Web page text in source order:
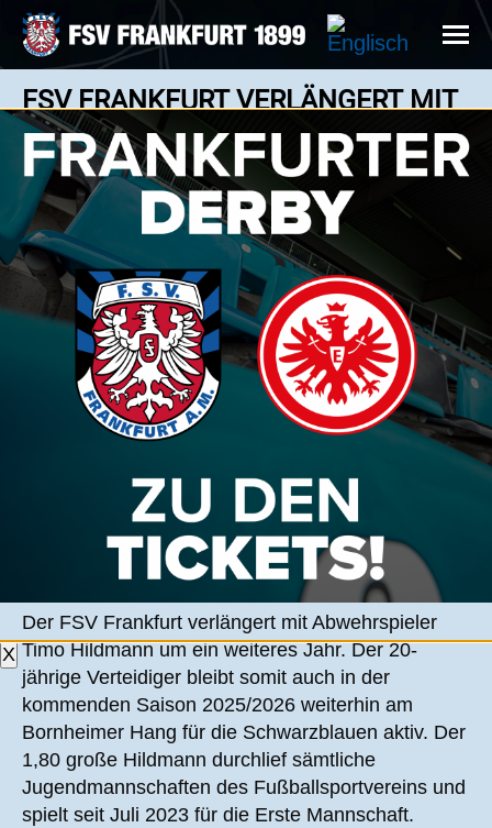
FSV FRANKFURT VERLÄNGERT MIT
TIMO HILDMANN
News: 24.04.2025
Anfang 2023 erhielt der 1,80 große Hildmann
TIMO HILDMANN BLEIBT EIN
BORNHEIMER
Der FSV Frankfurt verlängert mit Abwehrspieler
Timo Hildmann um ein weiteres Jahr. Der 20-
jährige Verteidiger bleibt somit auch in der
kommenden Saison 2025/2026 weiterhin am
Bornheimer Hang für die Schwarzblauen aktiv. Der
1,80 große Hildmann durchlief sämtliche
Jugendmannschaften des Fußballsportvereins und
spielt seit Juli 2023 für die Erste Mannschaft.
X